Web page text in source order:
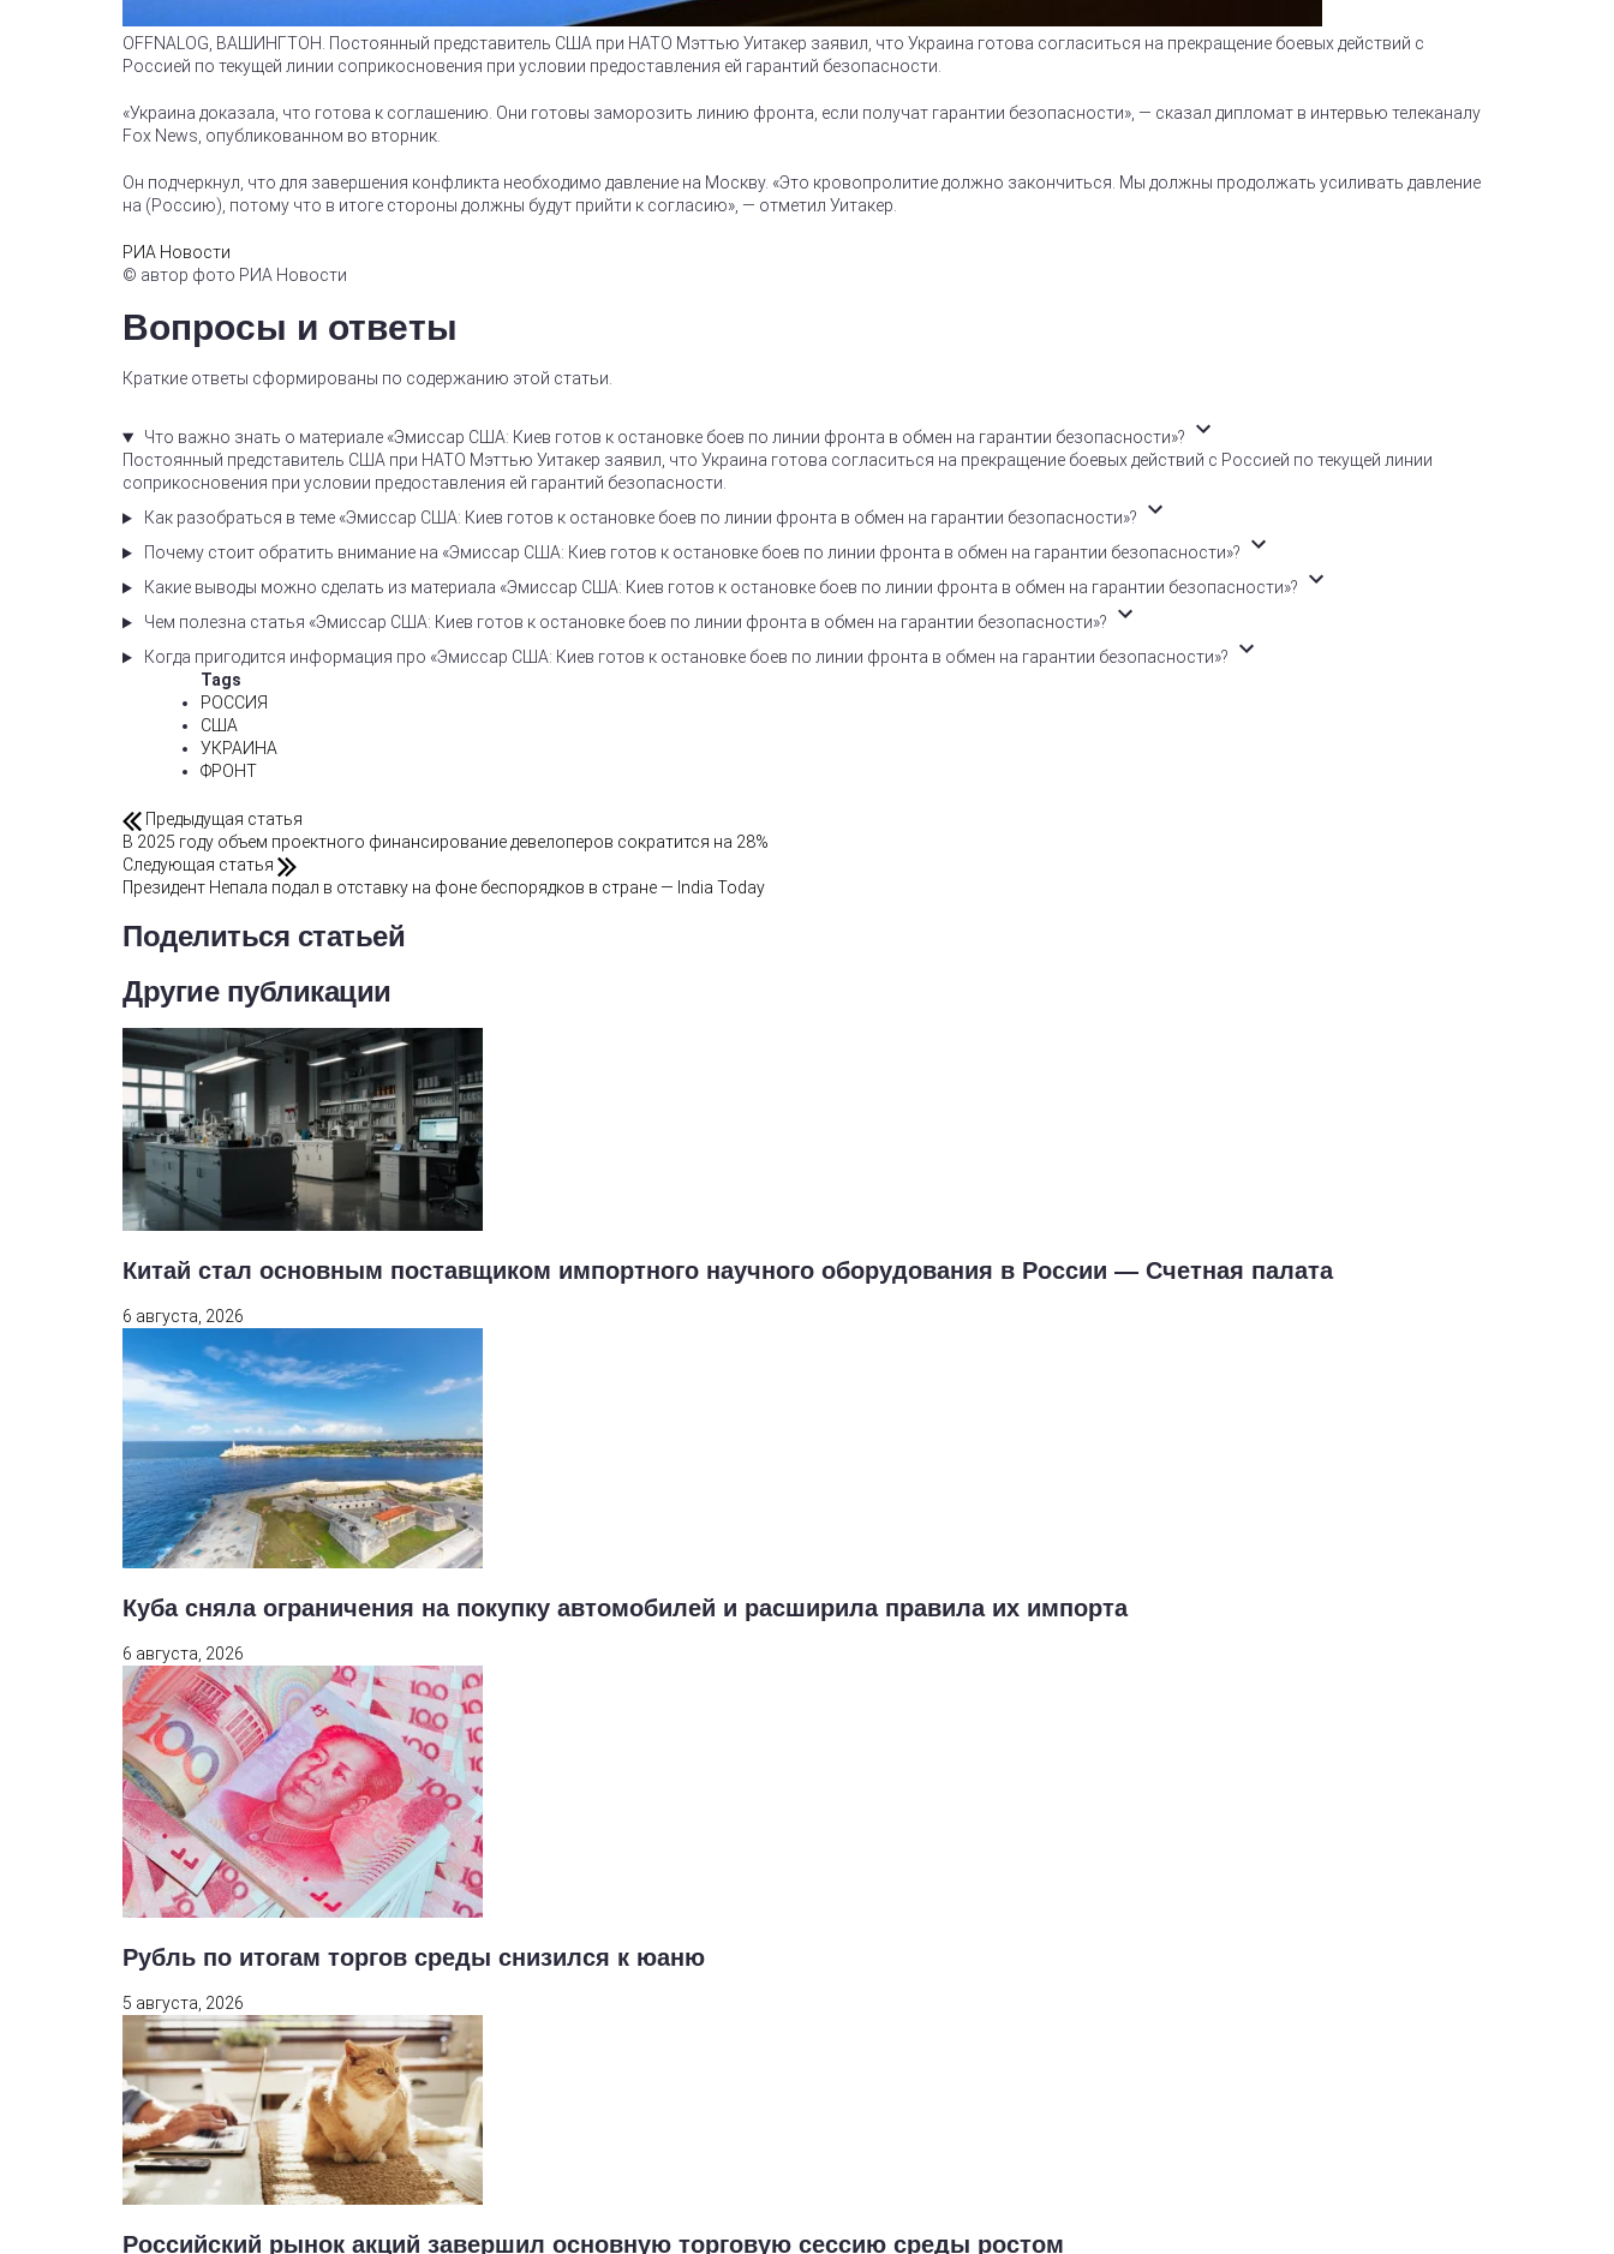
OFFNALOG, ВАШИНГТОН. Постоянный представитель США при НАТО Мэттью Уитакер заявил, что Украина готова согласиться на прекращение боевых действий с
Россией по текущей линии соприкосновения при условии предоставления ей гарантий безопасности.
«Украина доказала, что готова к соглашению. Они готовы заморозить линию фронта, если получат гарантии безопасности», — сказал дипломат в интервью телеканалу
Fox News, опубликованном во вторник.
Он подчеркнул, что для завершения конфликта необходимо давление на Москву. «Это кровопролитие должно закончиться. Мы должны продолжать усиливать давление
на (Россию), потому что в итоге стороны должны будут прийти к согласию», — отметил Уитакер.
РИА Новости
© автор фото РИА Новости
Вопросы и ответы
Краткие ответы сформированы по содержанию этой статьи.
Что важно знать о материале «Эмиссар США: Киев готов к остановке боев по линии фронта в обмен на гарантии безопасности»?
Постоянный представитель США при НАТО Мэттью Уитакер заявил, что Украина готова согласиться на прекращение боевых действий с Россией по текущей линии
соприкосновения при условии предоставления ей гарантий безопасности.
Как разобраться в теме «Эмиссар США: Киев готов к остановке боев по линии фронта в обмен на гарантии безопасности»?
Почему стоит обратить внимание на «Эмиссар США: Киев готов к остановке боев по линии фронта в обмен на гарантии безопасности»?
Какие выводы можно сделать из материала «Эмиссар США: Киев готов к остановке боев по линии фронта в обмен на гарантии безопасности»?
Чем полезна статья «Эмиссар США: Киев готов к остановке боев по линии фронта в обмен на гарантии безопасности»?
Когда пригодится информация про «Эмиссар США: Киев готов к остановке боев по линии фронта в обмен на гарантии безопасности»?
Tags
РОССИЯ
США
УКРАИНА
ФРОНТ
Предыдущая статья
В 2025 году объем проектного финансирование девелоперов сократится на 28%
Следующая статья
Президент Непала подал в отставку на фоне беспорядков в стране — India Today
Поделиться статьей
Другие публикации
Китай стал основным поставщиком импортного научного оборудования в России — Счетная палата
6 августа, 2026
Куба сняла ограничения на покупку автомобилей и расширила правила их импорта
6 августа, 2026
Рубль по итогам торгов среды снизился к юаню
5 августа, 2026
Российский рынок акций завершил основную торговую сессию среды ростом